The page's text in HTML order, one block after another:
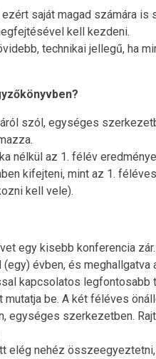
saját magad számára
kell kezdeni.
technikai jellegű, ha
szól, egységes
nélkül az 1. félév
kifejteni, mint az 1.
kell vele).
egy kisebb konferencia
évben, és meghallgatva
kapcsolatos legfontosabb
be. A két féléves
egységes szerkezetben.
elég nehéz